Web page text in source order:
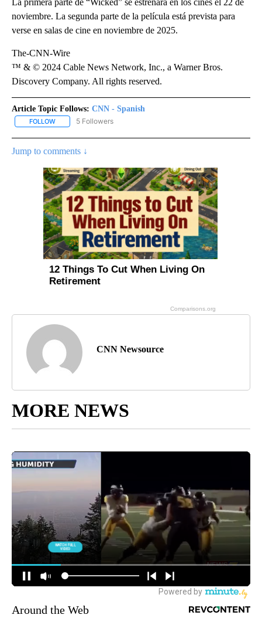
La primera parte de “Wicked” se estrenará en los cines el 22 de
noviembre. La segunda parte de la película está prevista para
verse en salas de cine en noviembre de 2025.
The-CNN-Wire
™ & © 2024 Cable News Network, Inc., a Warner Bros.
Discovery Company. All rights reserved.
Article Topic Follows: CNN - Spanish
FOLLOW FOLLOW "CNN - SPANISH" TO RECEIVE NOTIFICATIONS ABOUT
5 Followers
Jump to comments ↓
CNN Newsource
MORE NEWS
Around the Web